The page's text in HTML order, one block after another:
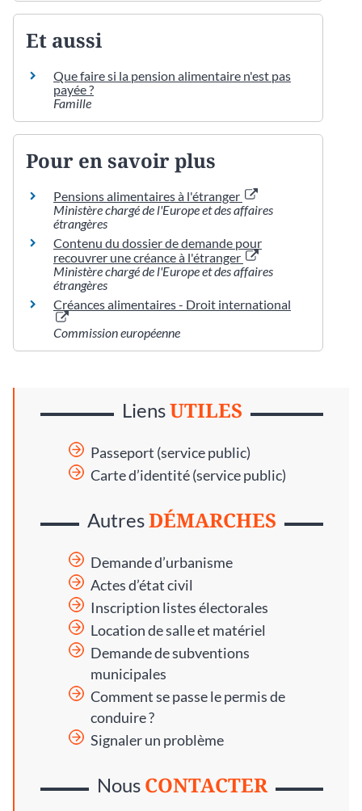
Et aussi
Que faire si la pension alimentaire n'est pas
payée ?
Famille
Pour en savoir plus
Pensions alimentaires à l'étranger
Ministère chargé de l'Europe et des affaires
étrangères
Contenu du dossier de demande pour
recouvrer une créance à l'étranger
Ministère chargé de l'Europe et des affaires
étrangères
Créances alimentaires - Droit international
Commission européenne
LiensUTILES
Passeport (service public)
Carte d’identité (service public)
AutresDÉMARCHES
Demande d’urbanisme
Actes d’état civil
Inscription listes électorales
Location de salle et matériel
Demande de subventions
municipales
Comment se passe le permis de
conduire ?
Signaler un problème
Nous CONTACTER